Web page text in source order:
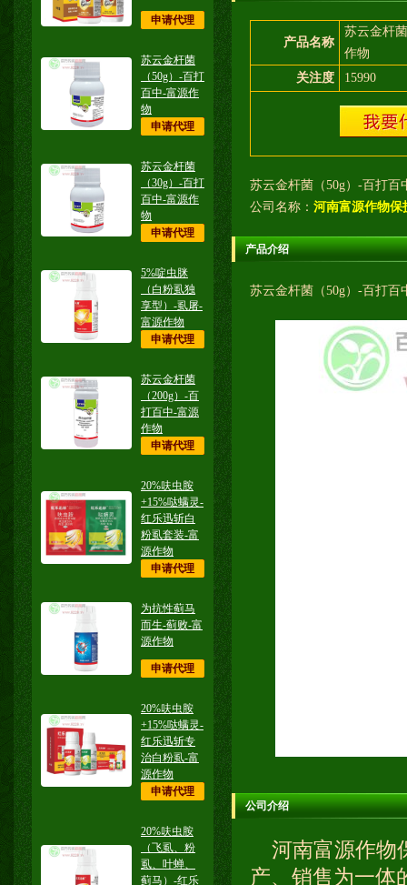
申请代理
苏云金杆菌
（50g）-百打
百中-富源作
物
申请代理
苏云金杆菌
（30g）-百打
百中-富源作
物
申请代理
5%啶虫脒
（白粉虱独
享型）-虱屠-
富源作物
申请代理
苏云金杆菌
（200g）-百
打百中-富源
作物
申请代理
20%呋虫胺
+15%哒螨灵-
红乐迅斩白
粉虱套装-富
源作物
申请代理
为抗性蓟马
而生-蓟败-富
源作物
申请代理
20%呋虫胺
+15%哒螨灵-
红乐迅斩专
治白粉虱-富
源作物
申请代理
​20%呋虫胺
（飞虱、粉
虱、叶蝉、
蓟马）-红乐
产品名称
苏云金杆
作物
关注度
15990
苏云金杆菌（50g）-百打百
公司名称： 河南富源作物保
产品介绍
苏云金杆菌（50g）-百打百
公司介绍
河南富源作物
产、销售为一体